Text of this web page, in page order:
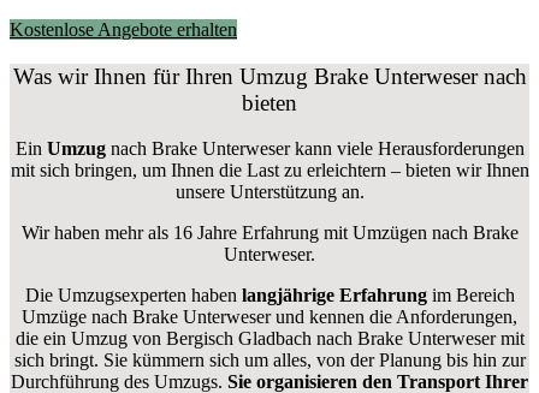
Kostenlose Angebote erhalten
Was wir Ihnen für Ihren Umzug Brake Unterweser nach
bieten
Ein Umzugnach Brake Unterweser kann viele Herausforderungen
mit sich bringen, um Ihnen die Last zu erleichtern – bieten wir Ihnen
unsere Unterstützung an.
Wir haben mehr als 16 Jahre Erfahrung mit Umzügen nach Brake
Unterweser.
Die Umzugsexperten haben langjährige Erfahrungim Bereich
Umzüge nach Brake Unterweser und kennen die Anforderungen,
die ein Umzug von Bergisch Gladbach nach Brake Unterweser mit
sich bringt. Sie kümmern sich um alles, von der Planung bis hin zur
Durchführung des Umzugs. Sie organisieren den Transport Ihrer